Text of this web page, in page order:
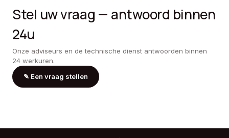
Stel uw vraag — antwoord binnen
24u
Onze adviseurs en de technische dienst antwoorden binnen
24 werkuren.
✎ Een vraag stellen